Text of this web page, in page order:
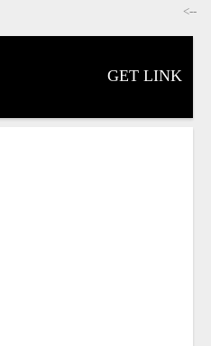
-->
GET LINK